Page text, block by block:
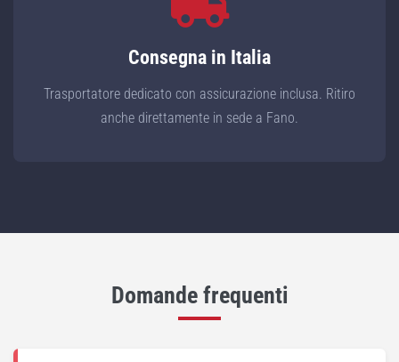
Consegna in Italia
Trasportatore dedicato con assicurazione inclusa. Ritiro
anche direttamente in sede a Fano.
Domande frequenti